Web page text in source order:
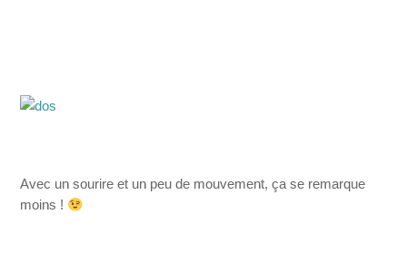
Avec un sourire et un peu de mouvement, ça se remarque
moins !